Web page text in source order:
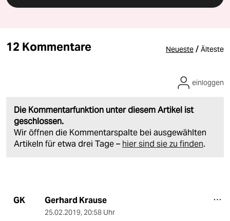
12 Kommentare Neueste / Älteste
Die Kommentarfunktion unter diesem Artikel ist
geschlossen.
Wir öffnen die Kommentarspalte bei ausgewählten
Artikeln für etwa drei Tage – hier sind sie zu finden.
einloggen
GK Gerhard Krause
25.02.2019, 20:58 Uhr